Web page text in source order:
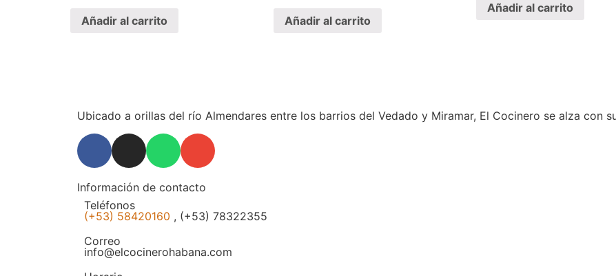
Añadir al carrito Añadir al carrito
Añadir al carrito
Ubicado a orillas del río Almendares entre los barrios del Vedado y Miramar, El Cocinero se alza con
Información de contacto
Teléfonos
(+53) 58420160 , (+53) 78322355
Correo
info@elcocinerohabana.com